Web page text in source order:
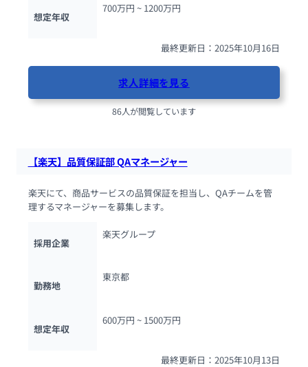
想定年収
700万円 ~ 1200万円
最終更新日：2025年10月16日
求人詳細を見る
86人が閲覧しています
【楽天】品質保証部 QAマネージャー
楽天にて、商品サービスの品質保証を担当し、QAチームを管
理するマネージャーを募集します。
採用企業
楽天グループ
勤務地
東京都
想定年収
600万円 ~ 1500万円
最終更新日：2025年10月13日